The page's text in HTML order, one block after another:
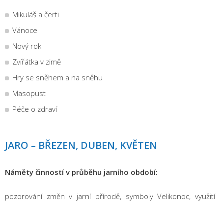
Mikuláš a čerti
Vánoce
Nový rok
Zvířátka v zimě
Hry se sněhem a na sněhu
Masopust
Péče o zdraví
JARO – BŘEZEN, DUBEN, KVĚTEN
Náměty činností v průběhu jarního období:
pozorování změn v jarní přírodě, symboly Velikonoc, využití